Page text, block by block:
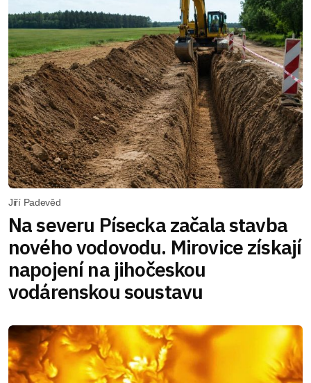
Jiří Padevěd
Na severu Písecka začala stavba
nového vodovodu. Mirovice získají
napojení na jihočeskou
vodárenskou soustavu